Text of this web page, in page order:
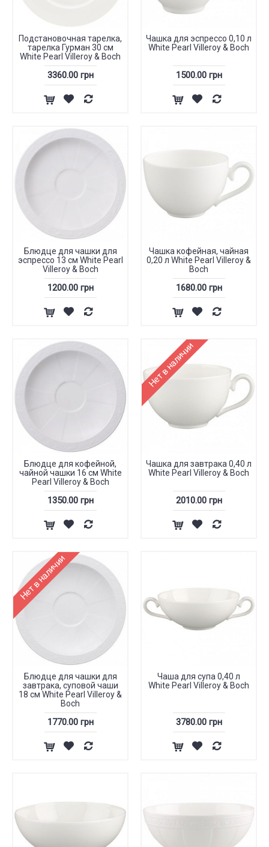
Подстановочная тарелка,
тарелка Гурман 30 см
White Pearl Villeroy & Boch
3360.00 грн
Чашка для эспрессо 0,10 л
White Pearl Villeroy & Boch
1500.00 грн
Блюдце для чашки для
эспрессо 13 см White Pearl
Villeroy & Boch
1200.00 грн
Чашка кофейная, чайная
0,20 л White Pearl Villeroy &
Boch
1680.00 грн
Блюдце для кофейной,
чайной чашки 16 см White
Pearl Villeroy & Boch
1350.00 грн
Нет в наличии
Чашка для завтрака 0,40 л
White Pearl Villeroy & Boch
2010.00 грн
Нет в наличии
Блюдце для чашки для
завтрака, суповой чаши
18 см White Pearl Villeroy &
Boch
1770.00 грн
Чаша для супа 0,40 л
White Pearl Villeroy & Boch
3780.00 грн